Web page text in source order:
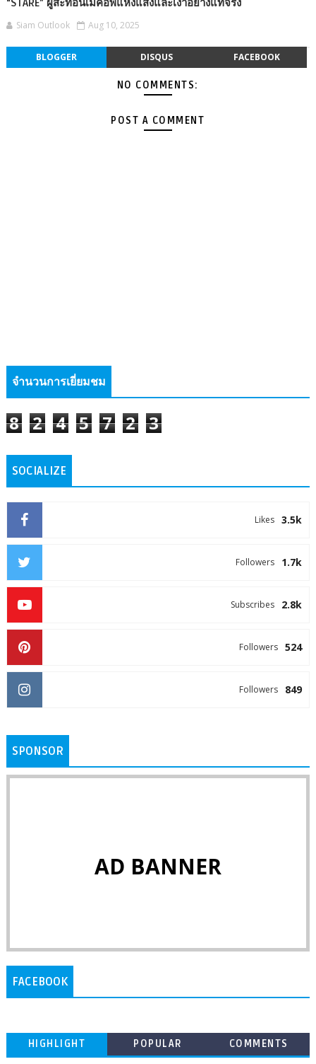
“STARE” ผู้สะท้อนเมคอัพแห่งแสงและเงาอย่างแท้จริง
Siam Outlook Aug 10, 2025
BLOGGER DISQUS FACEBOOK
NO COMMENTS:
POST A COMMENT
จำนวนการเยี่ยมชม
8 2 4 5 7 2 3
SOCIALIZE
3.5k
Likes
1.7k
Followers
2.8k
Subscribes
524
Followers
849
Followers
SPONSOR
AD BANNER
FACEBOOK
HIGHLIGHT POPULAR COMMENTS